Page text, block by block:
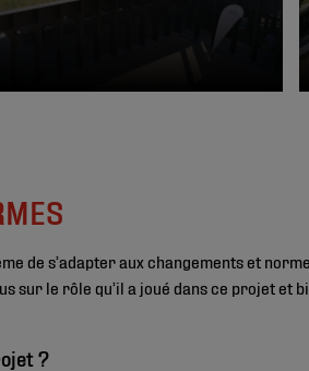
de s’adapter aux changements et
sur le rôle qu’il a joué dans ce projet et
?